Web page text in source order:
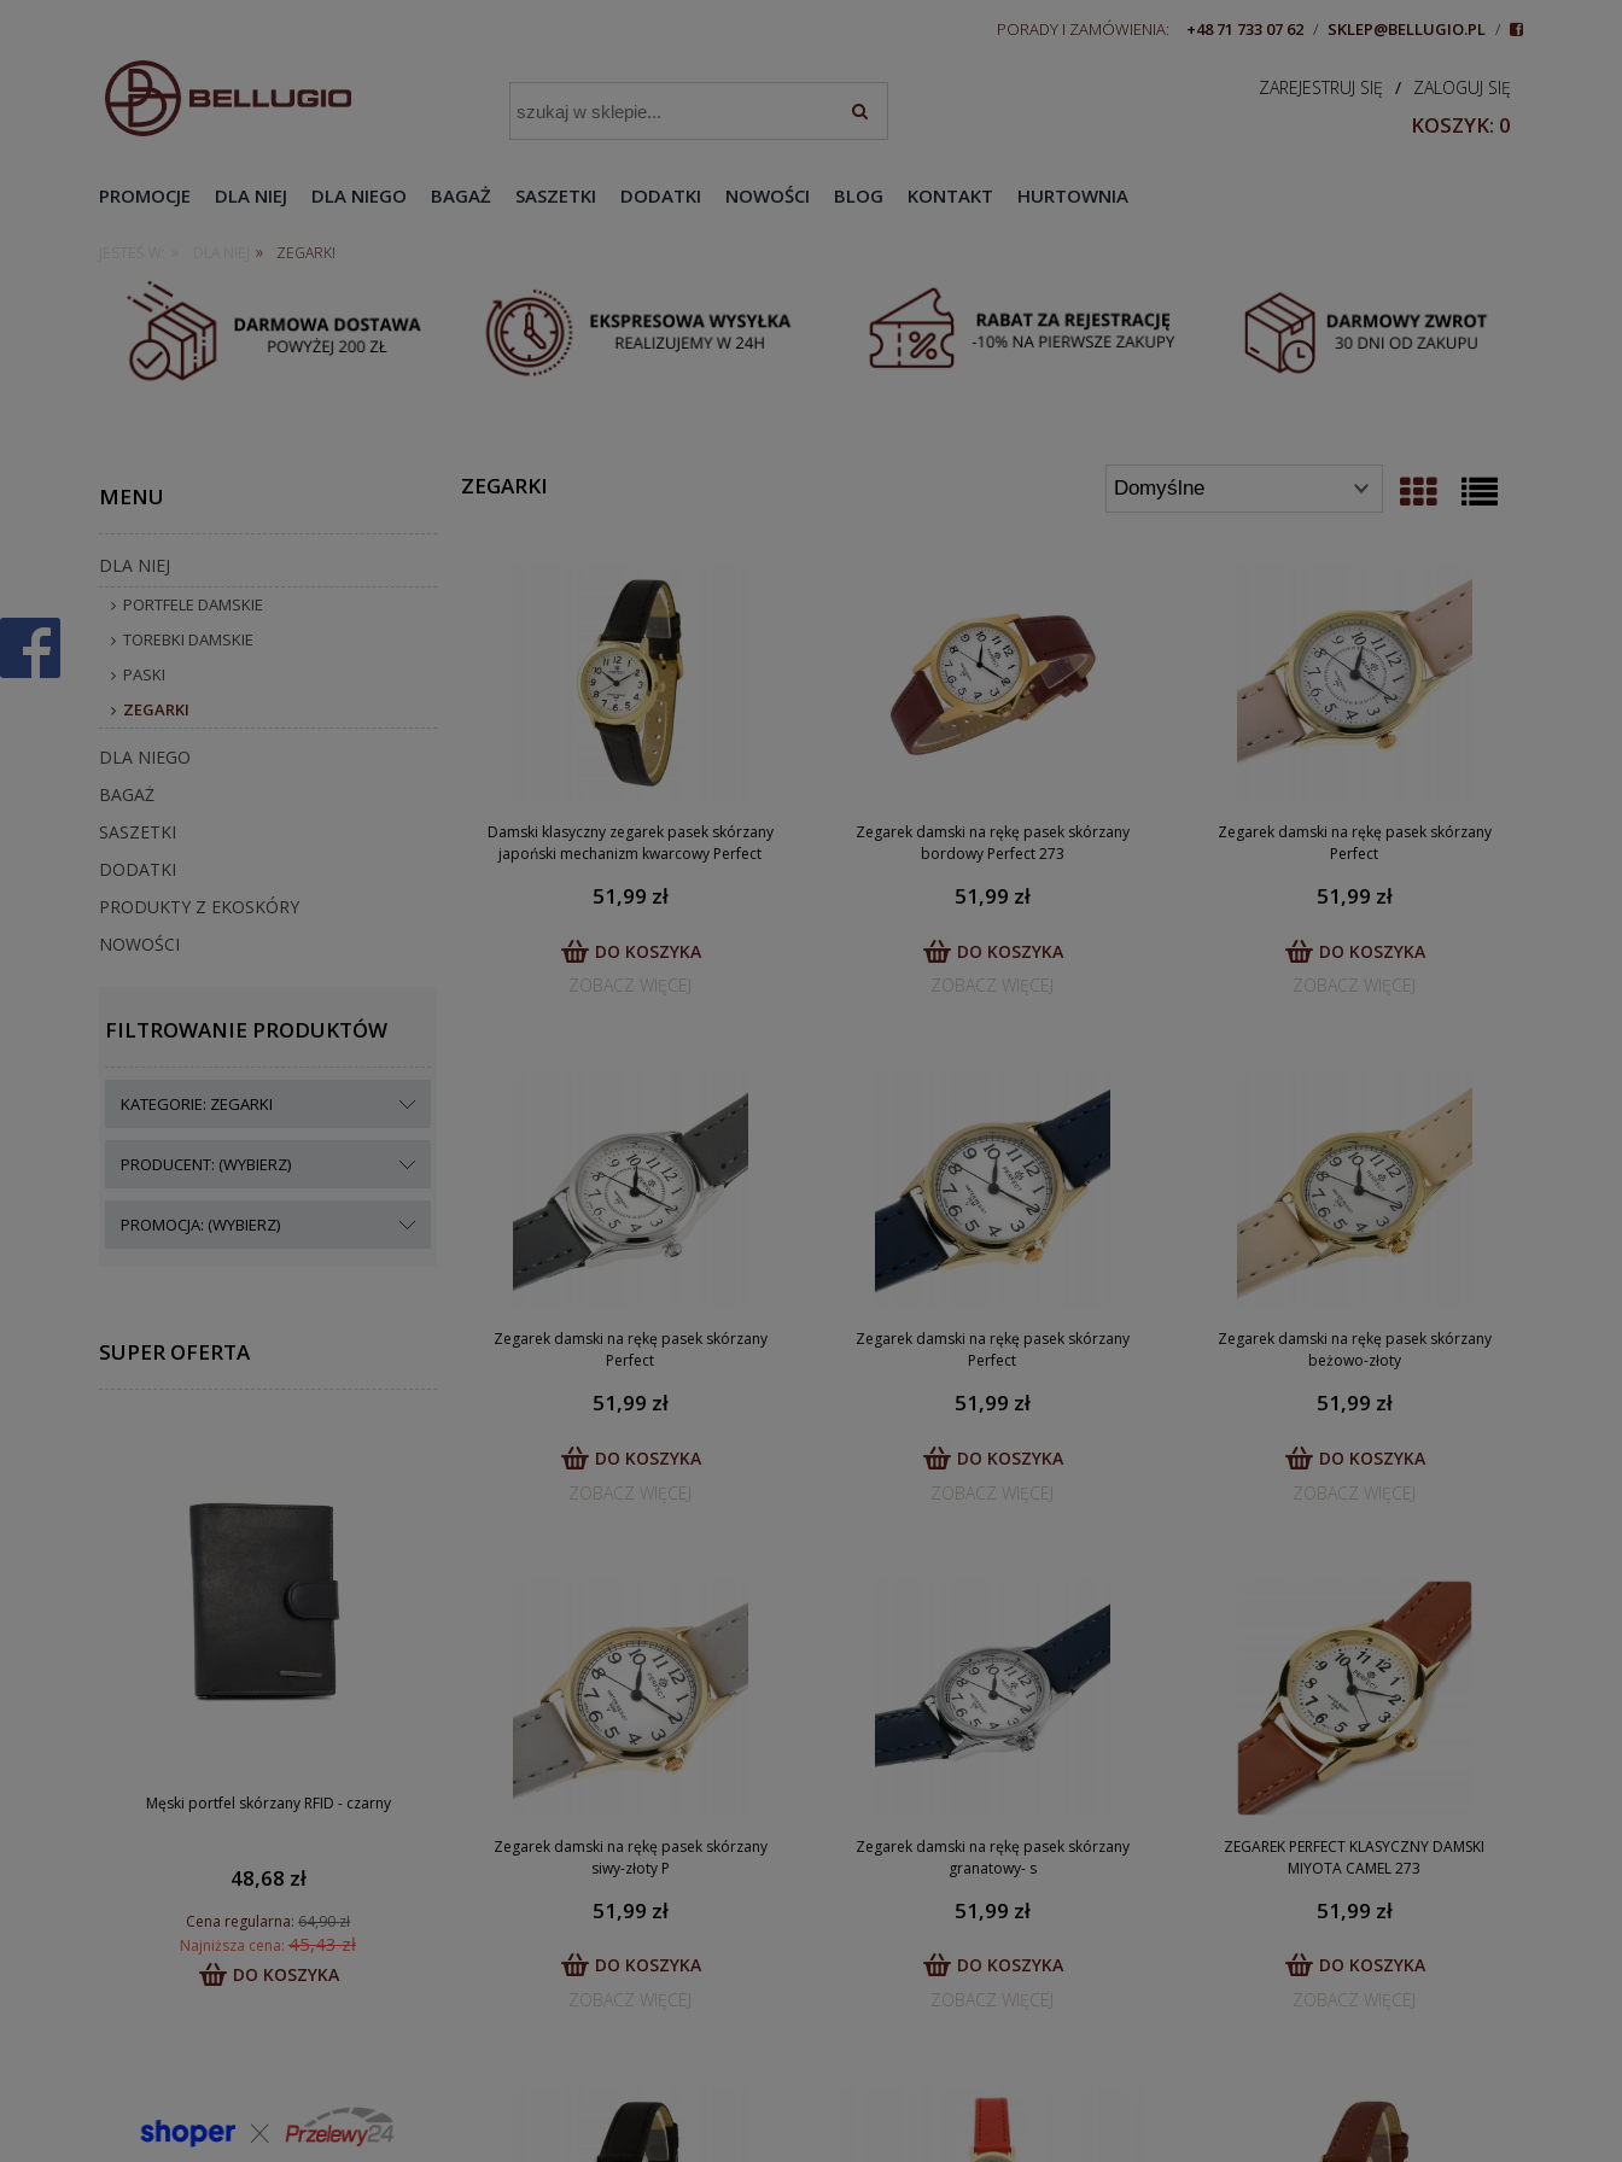
PORADY I ZAMÓWIENIA: +48 71 733 07 62 / SKLEP@BELLUGIO.PL /
ZAREJESTRUJ SIĘ / ZALOGUJ SIĘ
KOSZYK: 0
PROMOCJE DLA NIEJ DLA NIEGO BAGAŻ SASZETKI DODATKI NOWOŚCI BLOG KONTAKT HURTOWNIA
» ZEGARKI
MENU
DLA NIEJ
PORTFELE DAMSKIE
TOREBKI DAMSKIE
PASKI
ZEGARKI
DLA NIEGO
BAGAŻ
SASZETKI
DODATKI
PRODUKTY Z EKOSKÓRY
NOWOŚCI
FILTROWANIE PRODUKTÓW
KATEGORIE: ZEGARKI
PRODUCENT: (WYBIERZ)
PROMOCJA: (WYBIERZ)
SUPER OFERTA
Męski portfel skórzany RFID - czarny
48,68 zł
Cena regularna: 64,90 zł
Najniższa cena: 45,43 zł
DO KOSZYKA
ZEGARKI
Damski klasyczny zegarek pasek skórzany
japoński mechanizm kwarcowy Perfect
51,99 zł
DO KOSZYKA
ZOBACZ WIĘCEJ
Zegarek damski na rękę pasek skórzany
bordowy Perfect 273
51,99 zł
DO KOSZYKA
ZOBACZ WIĘCEJ
Zegarek damski na rękę pasek skórzany
Perfect
51,99 zł
DO KOSZYKA
ZOBACZ WIĘCEJ
Zegarek damski na rękę pasek skórzany
Perfect
51,99 zł
DO KOSZYKA
ZOBACZ WIĘCEJ
Zegarek damski na rękę pasek skórzany
Perfect
51,99 zł
DO KOSZYKA
ZOBACZ WIĘCEJ
Zegarek damski na rękę pasek skórzany
beżowo-złoty
51,99 zł
DO KOSZYKA
ZOBACZ WIĘCEJ
Zegarek damski na rękę pasek skórzany
siwy-złoty P
51,99 zł
DO KOSZYKA
ZOBACZ WIĘCEJ
Zegarek damski na rękę pasek skórzany
granatowy- s
51,99 zł
DO KOSZYKA
ZOBACZ WIĘCEJ
ZEGAREK PERFECT KLASYCZNY DAMSKI
MIYOTA CAMEL 273
51,99 zł
DO KOSZYKA
ZOBACZ WIĘCEJ